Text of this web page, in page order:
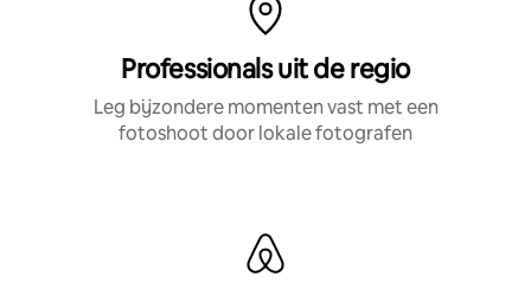
Professionals uit de regio
Leg bijzondere momenten vast met een
fotoshoot door lokale fotografen